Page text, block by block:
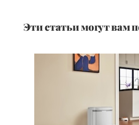
Эти статьи могут вам